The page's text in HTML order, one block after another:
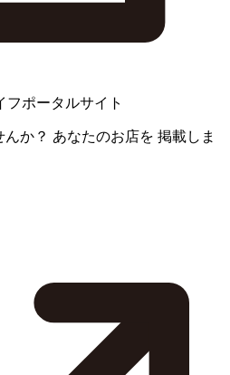
フポータルサイト
か？ あなたのお店を 掲載しま